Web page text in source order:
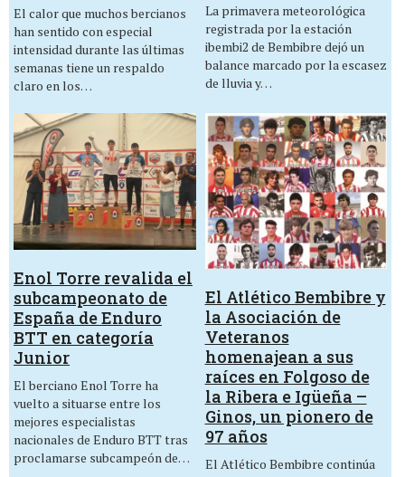
El calor que muchos bercianos
han sentido con especial
intensidad durante las últimas
semanas tiene un respaldo
claro en los…
La primavera meteorológica
registrada por la estación
ibembi2 de Bembibre dejó un
balance marcado por la escasez
de lluvia y…
Enol Torre revalida el
subcampeonato de
España de Enduro
BTT en categoría
Junior
El berciano Enol Torre ha
vuelto a situarse entre los
mejores especialistas
nacionales de Enduro BTT tras
proclamarse subcampeón de…
El Atlético Bembibre y
la Asociación de
Veteranos
homenajean a sus
raíces en Folgoso de
la Ribera e Igüeña –
Ginos, un pionero de
97 años
El Atlético Bembibre continúa